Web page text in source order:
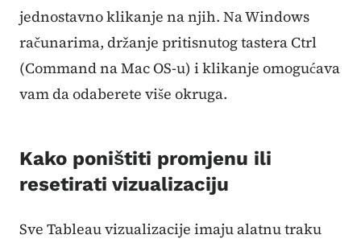
jednostavno klikanje na njih. Na Windows
računarima, držanje pritisnutog tastera Ctrl
(Command na Mac OS-u) i klikanje omogućava
vam da odaberete više okruga.
Kako poništiti promjenu ili
resetirati vizualizaciju
Sve Tableau vizualizacije imaju alatnu traku